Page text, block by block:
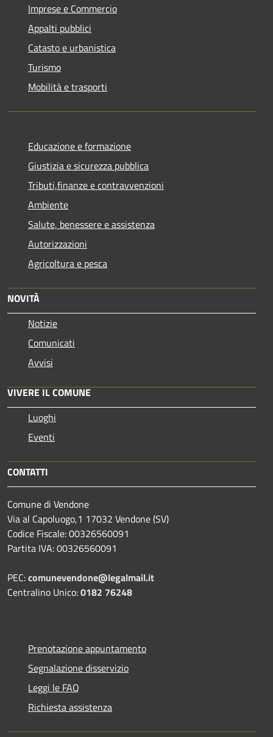
Imprese e Commercio
Appalti pubblici
Catasto e urbanistica
Turismo
Mobilità e trasporti
Educazione e formazione
Giustizia e sicurezza pubblica
Tributi,finanze e contravvenzioni
Ambiente
Salute, benessere e assistenza
Autorizzazioni
Agricoltura e pesca
NOVITÀ
Notizie
Comunicati
Avvisi
VIVERE IL COMUNE
Luoghi
Eventi
CONTATTI
Comune di Vendone
Via al Capoluogo,1 17032 Vendone (SV)
Codice Fiscale: 00326560091
Partita IVA: 00326560091
PEC:comunevendone@legalmail.it
Centralino Unico:0182 76248
Prenotazione appuntamento
Segnalazione disservizio
Leggi le FAQ
Richiesta assistenza